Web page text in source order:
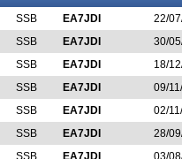
SSB EA7JDI
22/
SSB EA7JDI
30/
SSB EA7JDI
18/
SSB EA7JDI
09/
SSB EA7JDI
02/
SSB EA7JDI
28/
SSB EA7JDI
03/